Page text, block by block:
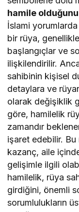
hamile
İslami
bir rüya,
başlangıçlar ve
ilişkilendirilir.
sahibinin kişisel
detaylara ve
olarak değişiklik
göre, hamilelik
zamandır
işaret edebilir.
kazanç, aile
gelişimle ilgili
hamilelik, rüya
girdiğini, önemli
sorumlulukların